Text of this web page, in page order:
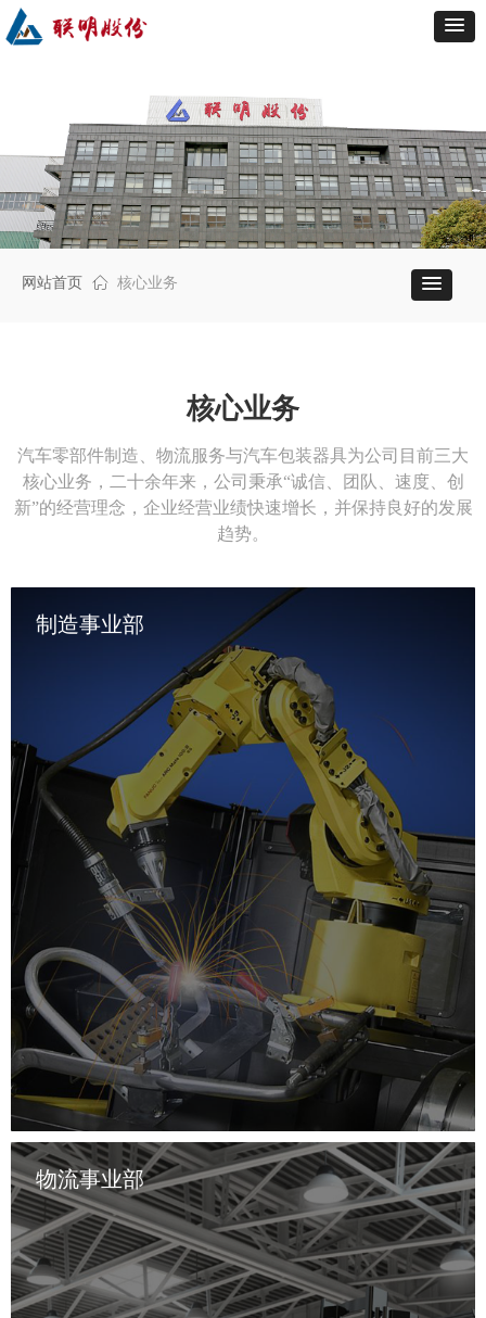
核心业务
汽车零部件制造、物流服务与汽车包装器具为公司目前三大
核心业务，二十余年来，公司秉承“诚信、团队、速度、创
新”的经营理念，企业经营业绩快速增长，并保持良好的发展
趋势。
      制造事业部目前主要业务为汽车车身零部件的开发、生产
和销售。经过十几年的发展，公司已经掌握了核心的冲压和焊
接技术，具有较强的技术研发优势和工艺技术水平，为上汽通
用与上汽大众的一级供应商。
制造事业部
物流事业部
网站首页 ꀇ 核心业务